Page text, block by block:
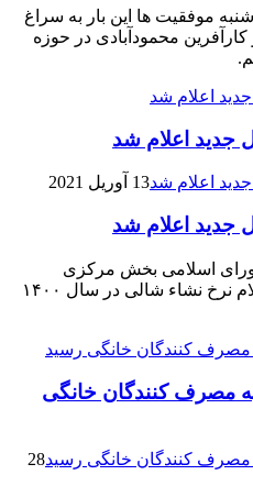
شنبه موفقیت ها این بار به سراغ
محمودآبادی در حوزه
جدید اعلام شد
13 آوریل 2021
جدید اعلام شد
اسلامی بخش مرکزی
شهرستان محمودآباد از اعلام نرخ نشاء شالی در سال ۱۴۰۰
مصرف كنندگان خانگی
28